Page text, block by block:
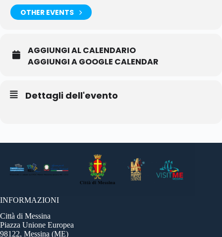
OTHER EVENTS
AGGIUNGI AL CALENDARIO
AGGIUNGI A GOOGLE CALENDAR
Dettagli dell'evento
INFORMAZIONI
Città di Messina
Piazza Unione Europea
98122, Messina (ME)